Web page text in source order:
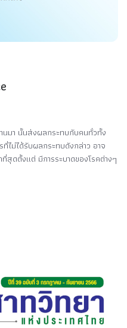
านมา นั้นส่งผลกระทบกับคนทั่วทั้ง
ไม่ได้รับผลกระทบดังกล่าว อาจ
สุดตั้งแต่ มีการระบาดของโรคต่างๆ